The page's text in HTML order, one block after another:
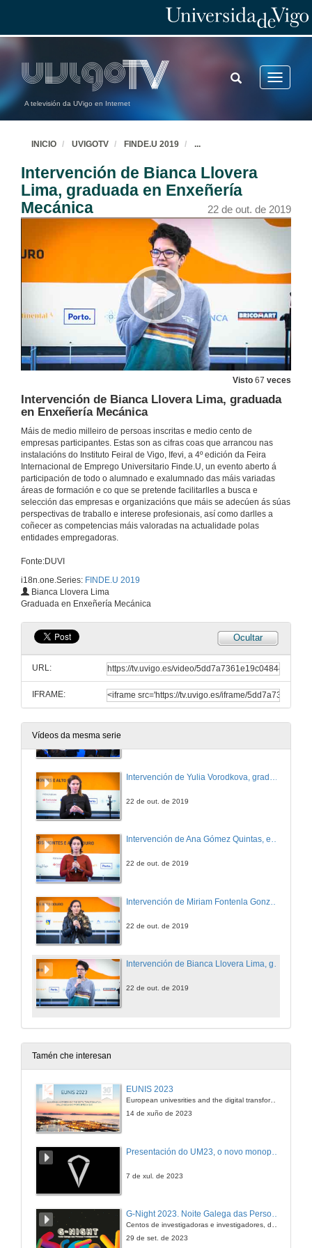
A televisión da UVigo en Internet
Toggle
TOGGLE
SEARCH
INICIO UVIGOTV FINDE.U 2019 ...
Intervención de Bianca Llovera
Lima, graduada en Enxeñería
Mecánica
22 de out. de 2019
Visto 67 veces
Intervención de Bianca Llovera Lima, graduada
en Enxeñería Mecánica
Máis de medio milleiro de persoas inscritas e medio cento de
empresas participantes. Estas son as cifras coas que arrancou nas
instalacións do Instituto Feiral de Vigo, Ifevi, a 4º edición da Feira
Internacional de Emprego Universitario Finde.U, un evento aberto á
participación de todo o alumnado e exalumnado das máis variadas
áreas de formación e co que se pretende facilitarlles a busca e
selección das empresas e organizacións que máis se adecúen ás súas
perspectivas de traballo e interese profesionais, así como darlles a
coñecer as competencias máis valoradas na actualidade polas
entidades empregadoras.
Fonte:DUVI
i18n.one.Series: FINDE.U 2019
Bianca Llovera Lima
Graduada en Enxeñería Mecánica
Ocultar
URL:
IFRAME:
Vídeos da mesma serie
Finde.U 2019. Abrir portas ó futuro
22 de out. de 2019
22 de out. de 2019
22 de out. de 2019
Intervención de Ana Gómez Quintas, estudante de Ciencias Ambientais
22 de out. de 2019
22 de out. de 2019
Intervención de Bianca Llovera Lima, graduada en Enxeñería Mecánica
22 de out. de 2019
Tamén che interesan
EUNIS 2023
European univesrities and the digital transformation: challenges and opportunities ahead
14 de xuño de 2023
7 de xul. de 2023
G-Night 2023. Noite Galega das Persoas Investigadoras. Conciencias creativas
29 de set. de 2023